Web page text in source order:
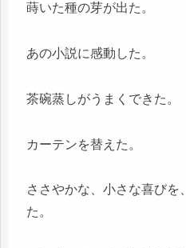
蒔いた種の芽が出た。
あの小説に感動した。
茶碗蒸しがうまくできた。
カーテンを替えた。
ささやかな、小さな喜びを
た。